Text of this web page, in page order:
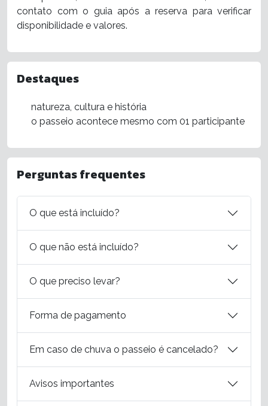
contato com o guia após a reserva para verificar
disponibilidade e valores.
Destaques
natureza, cultura e história
o passeio acontece mesmo com 01 participante
Perguntas frequentes
O que está incluído?
O que não está incluído?
O que preciso levar?
Forma de pagamento
Em caso de chuva o passeio é cancelado?
Avisos importantes